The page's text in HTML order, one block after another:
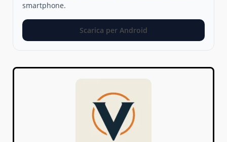
smartphone.
Scarica per Android